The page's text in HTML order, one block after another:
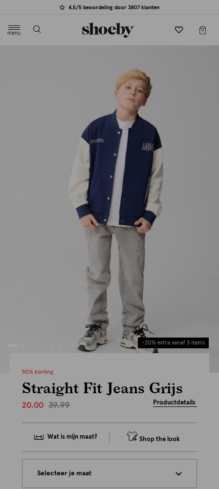
4.5/5 beoordeling door 3807 klanten
menu
-20% extra vanaf 3 items
50% korting
Straight Fit Jeans Grijs
20.00 39.99 Productdetails
Wat is mijn maat? Shop the look
Selecteer je maat